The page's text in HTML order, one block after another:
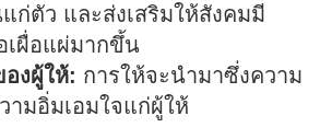
ก่ตัว และส่งเสริมให้สังคมมี
เผื่อแผ่มากขึ้น
งผู้ให้: การให้จะนำมาซึ่งความ
ามอิ่มเอมใจแก่ผู้ให้